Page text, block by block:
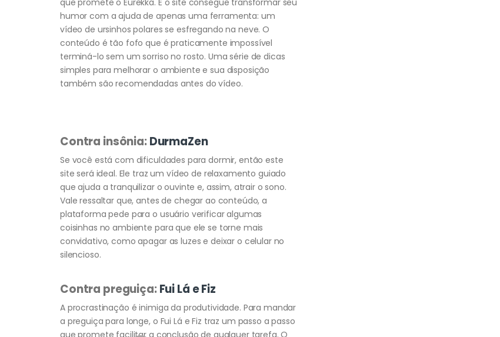
humor com a ajuda de apenas uma ferramenta: um
vídeo de ursinhos polares se esfregando na neve. O
conteúdo é tão fofo que é praticamente impossível
terminá-lo sem um sorriso no rosto. Uma série de dicas
simples para melhorar o ambiente e sua disposição
também são recomendadas antes do vídeo.
Contra insônia:DurmaZen
Se você está com dificuldades para dormir, então este
site será ideal. Ele traz um vídeo de relaxamento guiado
que ajuda a tranquilizar o ouvinte e, assim, atrair o sono.
Vale ressaltar que, antes de chegar ao conteúdo, a
plataforma pede para o usuário verificar algumas
coisinhas no ambiente para que ele se torne mais
convidativo, como apagar as luzes e deixar o celular no
silencioso.
Contra preguiça:Fui Lá e Fiz
A procrastinação é inimiga da produtividade. Para mandar
a preguiça para longe, o Fui Lá e Fiz traz um passo a passo
que promete facilitar a conclusão de qualquer tarefa. O